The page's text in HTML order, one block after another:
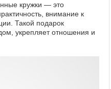
кружки — это
внимание к
Такой подарок
укрепляет отношения и